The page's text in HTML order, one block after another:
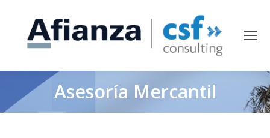
Asesoría Mercantil